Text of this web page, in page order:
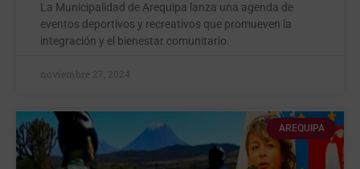
La Municipalidad de Arequipa lanza una agenda de
eventos deportivos y recreativos que promueven la
integración y el bienestar comunitario.
noviembre 27, 2024
AREQUIPA